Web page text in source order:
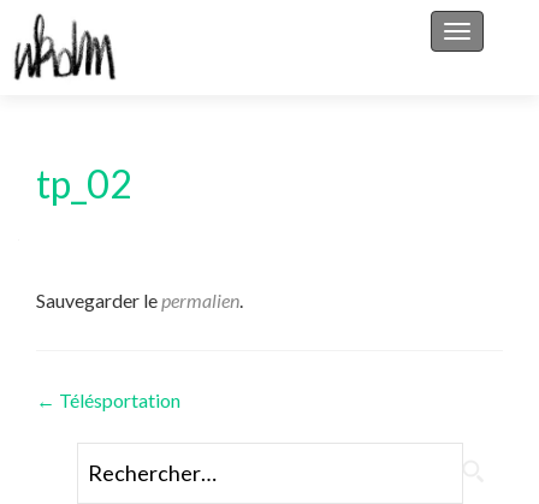
Afficher/
tp_02
Sauvegarder lepermalien.
Navigation
des
articles
← Télésportation